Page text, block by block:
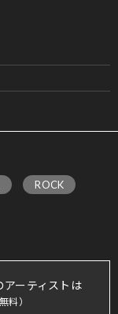
ROCK
アーティストは
無料）